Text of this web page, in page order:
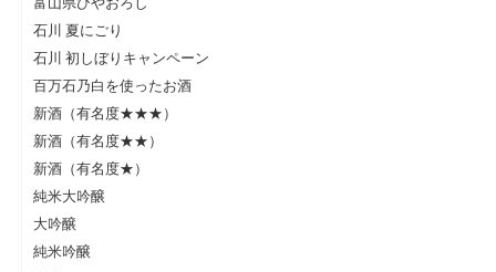
石川 夏にごり
石川 初しぼりキャンペーン
百万石乃白を使ったお酒
新酒（有名度★★★）
新酒（有名度★★）
新酒（有名度★）
純米大吟醸
大吟醸
純米吟醸